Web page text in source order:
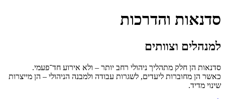
סדנאות והדרכות
למנהלים וצוותים
סדנאות הן חלק מתהליך ניהולי רחב יותר – ולא אירוע חד־פעמי.
כאשר הן מחוברות ליעדים, לשגרות עבודה ולמבנה הניהולי – הן מייצרות
שינוי מדיד.